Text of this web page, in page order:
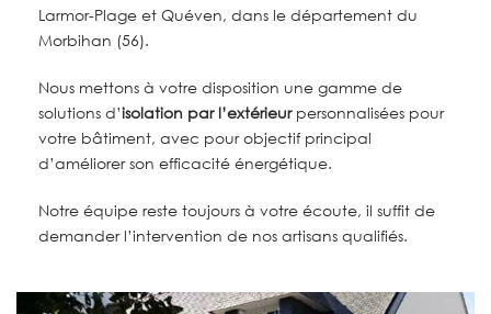
Larmor-Plage et Quéven, dans le département du
Morbihan (56).
Nous mettons à votre disposition une gamme de
solutions d’isolation par l’extérieurpersonnalisées pour
votre bâtiment, avec pour objectif principal
d’améliorer son efficacité énergétique.
Notre équipe reste toujours à votre écoute, il suffit de
demander l’intervention de nos artisans qualifiés.